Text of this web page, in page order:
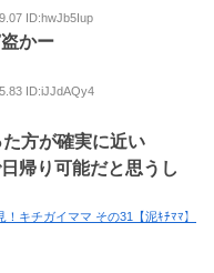
ID:hwJb5Iup
かー
ID:iJJdAQy4
方が確実に近い
帰り可能だと思うし
！キチガイママ その31【泥ｷﾁﾏﾏ】